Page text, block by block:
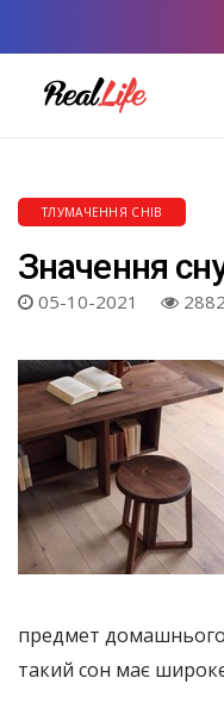
ТЛУМАЧЕННЯ СНІВ
Значення
05-10-2021 2882
предмет
такий сон має